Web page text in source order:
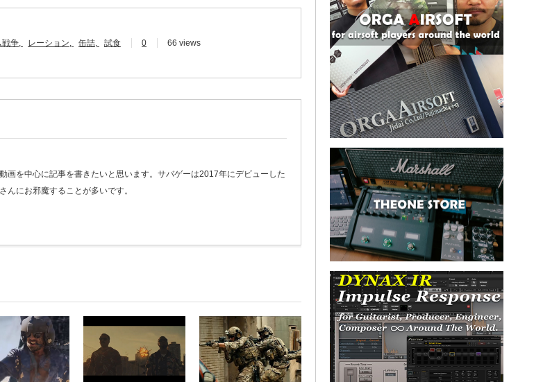
戦争 レーション 缶詰 試食 0 66 views
画を中心に記事を書きたいと思います。サバゲーは2017年にデビューした
んにお邪魔することが多いです。